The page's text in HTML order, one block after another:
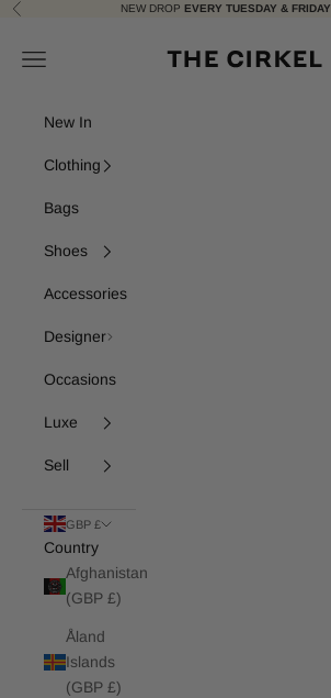
Skip to content
Previous NEW DROP EVERY TUESDAY & FRIDAY
Navigation menu
New In
Clothing
Bags
Shoes
Accessories
Designer
Occasions
Luxe
Sell
GBP £
Country
Afghanistan
(GBP £)
Åland
Islands
(GBP £)